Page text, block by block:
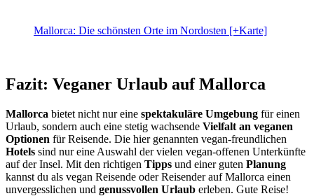
Mallorca: Die schönsten Orte im Nordosten [+Karte]
Fazit: Veganer Urlaub auf Mallorca
Mallorca bietet nicht nur eine spektakuläre Umgebung für einen
Urlaub, sondern auch eine stetig wachsende Vielfalt an veganen
Optionen für Reisende. Die hier genannten vegan-freundlichen
Hotels sind nur eine Auswahl der vielen vegan-offenen Unterkünfte
auf der Insel. Mit den richtigen Tipps und einer guten Planung
kannst du als vegan Reisende oder Reisender auf Mallorca einen
unvergesslichen und genussvollen Urlaub erleben. Gute Reise!